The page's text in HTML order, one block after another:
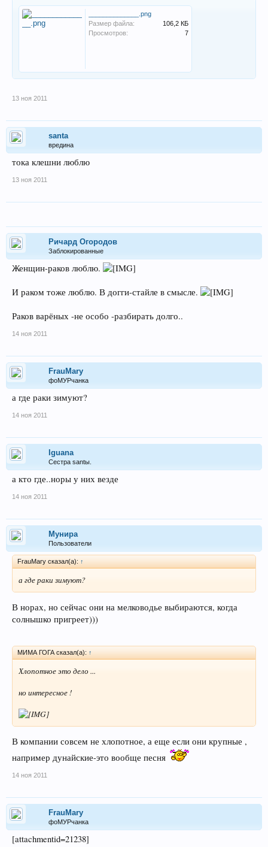
______________.png
Размер файла:
106,2 КБ
Просмотров:
7
13 ноя 2011
santa
вредина
тока клешни люблю
13 ноя 2011
Ричард Огородов
Заблокированные
Женщин-раков люблю.
И раком тоже люблю. В догги-стайле в смысле.
Раков варёных -не особо -разбирать долго..
14 ноя 2011
FrauMary
фоМУРчанка
а где раки зимуют?
14 ноя 2011
Iguana
Сестра santы.
а кто где..норы у них везде
14 ноя 2011
Мунира
Пользователи
FrauMary сказал(а): ↑
а где раки зимуют?
В норах, но сейчас они на мелководье выбираются, когда
солнышко пригреет)))
МИМА ГОГА сказал(а): ↑
Хлопотное это дело ...
но интересное !
В компании совсем не хлопотное, а еще если они крупные ,
например дунайские-это вообще песня
14 ноя 2011
FrauMary
фоМУРчанка
[attachmentid=21238]